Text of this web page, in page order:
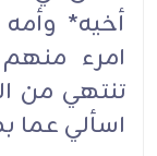
أخيه*
امرء
تنتهي من
اسألي عما